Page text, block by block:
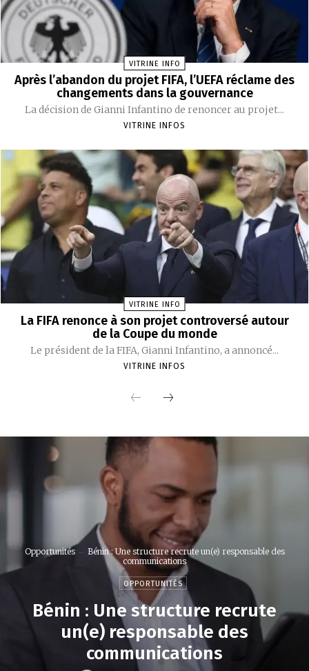
VITRINE INFO
Après l’abandon du projet FIFA, l’UEFA réclame des
changements dans la gouvernance
La décision de Gianni Infantino de renoncer au projet...
VITRINE INFOS
VITRINE INFO
La FIFA renonce à son projet controversé autour
de la Coupe du monde
Le président de la FIFA, Gianni Infantino, a annoncé...
VITRINE INFOS